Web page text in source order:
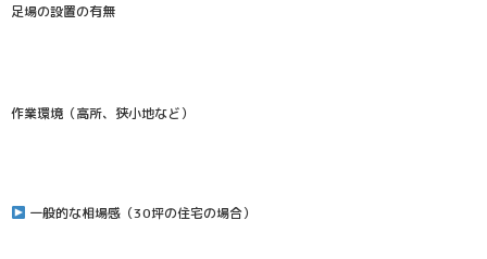
足場の設置の有無
作業環境（高所、狭小地など）
一般的な相場感（30坪の住宅の場合）